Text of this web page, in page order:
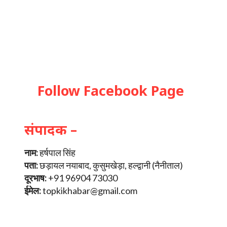
Follow Facebook Page
संपादक –
नाम:हर्षपाल सिंह
पता:छड़ायल नयाबाद, कुसुमखेड़ा, हल्द्वानी (नैनीताल)
दूरभाष:+91 96904 73030
ईमेल:topkikhabar@gmail.com